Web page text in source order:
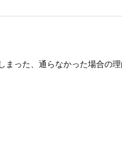
った、通らなかった場合の